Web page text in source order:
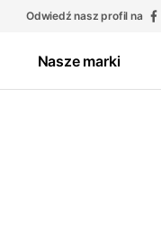
Odwiedź nasz profil na
Nasze marki